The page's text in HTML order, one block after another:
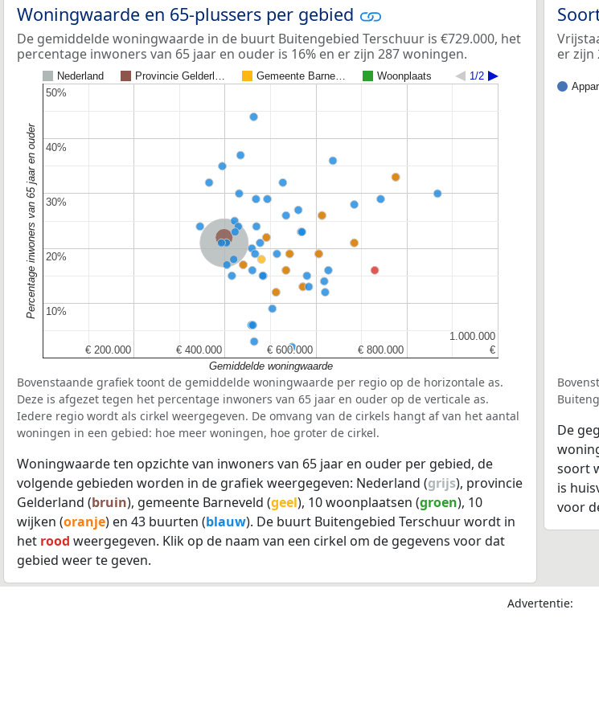
Woningwaarde en 65-plussers per gebied
De gemiddelde woningwaarde in de buurt Buitengebied Terschuur is €729.000, het
percentage inwoners van 65 jaar en ouder is 16% en er zijn 287 woningen.
Nederland Provincie Gelderl… Gemeente Barne… Woonplaats 1/2
Nederland
Provincie Gelderland
€ 200.000
€ 200.000 € 400.000
€ 400.000 € 600.000
€ 600.000 € 800.000
€ 800.000 €
€
1.000.000
1.000.000
10%
10%
20%
20%
30%
30%
40%
40%
50%
50%
Gemiddelde woningwaarde
Percentage inwoners van 65 jaar en ouder
Bovenstaande grafiek toont de gemiddelde woningwaarde per regio op de horizontale as.
Deze is afgezet tegen het percentage inwoners van 65 jaar en ouder op de verticale as.
Iedere regio wordt als cirkel weergegeven. De omvang van de cirkels hangt af van het aantal
woningen in een gebied: hoe meer woningen, hoe groter de cirkel.
Woningwaarde ten opzichte van inwoners van 65 jaar en ouder per gebied, de
volgende gebieden worden in de grafiek weergegeven: Nederland (grijs), provincie
Gelderland (bruin), gemeente Barneveld (geel), 10 woonplaatsen (groen), 10
wijken (oranje) en 43 buurten (blauw). De buurt Buitengebied Terschuur wordt in
het rood weergegeven. Klik op de naam van een cirkel om de gegevens voor dat
gebied weer te geven.
er zijn
De
soort
is
voor
Advertentie: